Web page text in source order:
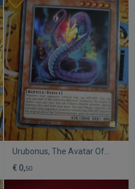
Urubonus, The Avatar Of
καινούργιο, Yugioh
€ 0,50